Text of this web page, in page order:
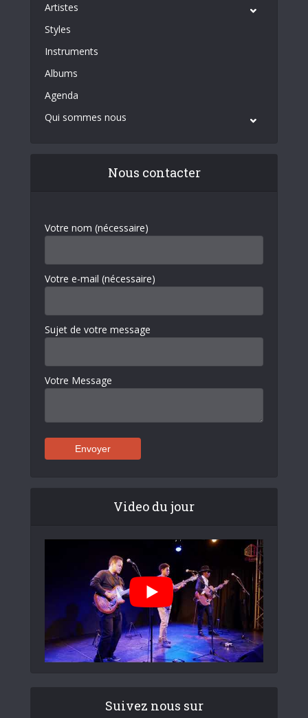
Artistes
Styles
Instruments
Albums
Agenda
Qui sommes nous
Nous contacter
Votre nom (nécessaire)
Votre e-mail (nécessaire)
Sujet de votre message
Votre Message
Video du jour
Suivez nous sur